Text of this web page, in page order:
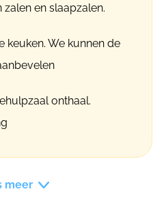
en slaapzalen.
keuken. We kunnen de
onthaal.
meer